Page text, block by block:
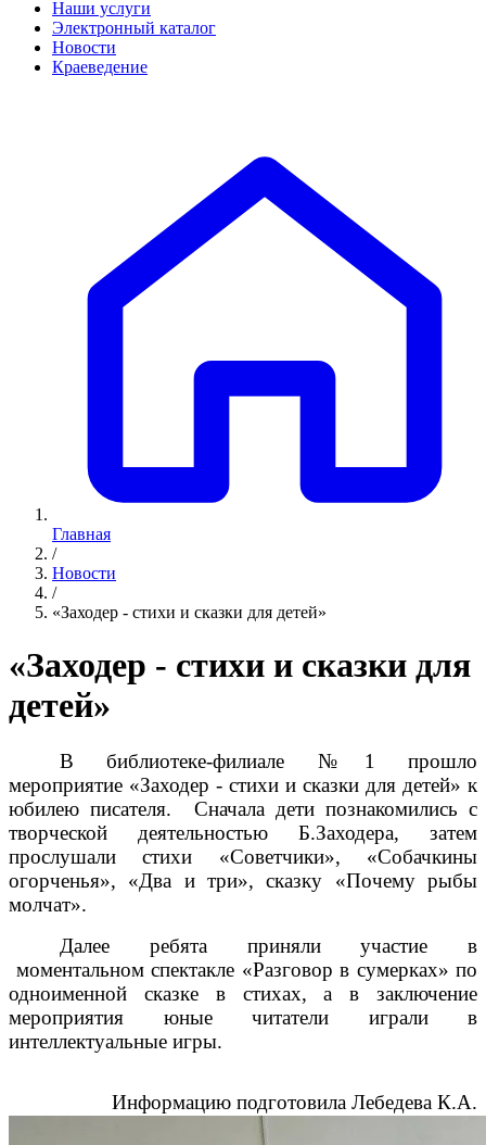
Наши услуги
Электронный каталог
Новости
Краеведение
Главная
/
Новости
/
«Заходер - стихи и сказки для детей»
«Заходер - стихи и сказки для
детей»
В библиотеке-филиале №1 прошло
мероприятие «Заходер - стихи и сказки для детей» к
юбилею писателя. Сначала дети познакомились с
творческой деятельностью Б.Заходера, затем
прослушали стихи «Советчики», «Собачкины
огорченья», «Два и три», сказку «Почему рыбы
молчат».
Далее ребята приняли участие в
моментальном спектакле «Разговор в сумерках» по
одноименной сказке в стихах, а в заключение
мероприятия юные читатели играли в
интеллектуальные игры.
Информацию подготовила Лебедева К.А.